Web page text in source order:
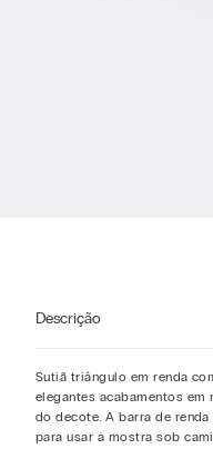
Descrição
Sutiã triângulo em renda
elegantes acabamentos
do decote. A barra de
para usar à mostra sob